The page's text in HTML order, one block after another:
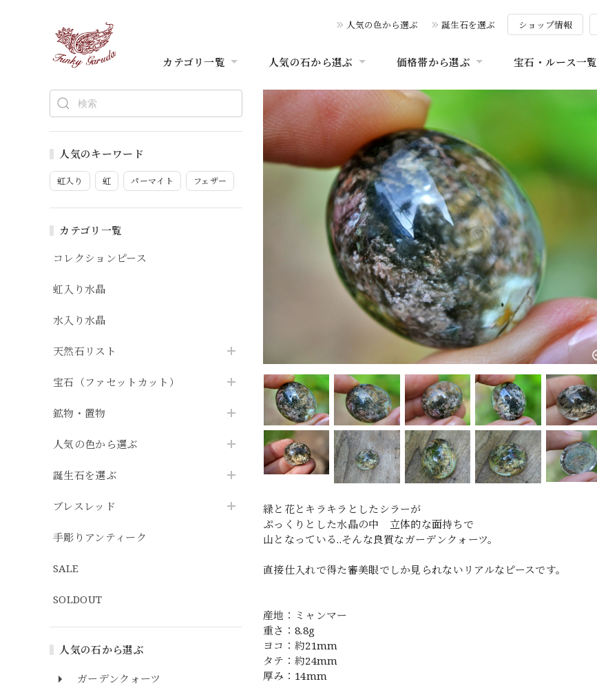
人気の色から選ぶ 誕生石を選ぶ ショップ情報
カテゴリ一覧 人気の石から選ぶ 価格帯から選ぶ 宝石・ルース一覧
人気のキーワード
虹入り 虹 パーマイト フェザー
カテゴリ一覧
コレクションピース
虹入り水晶
水入り水晶
天然石リスト
宝石（ファセットカット）
鉱物・置物
人気の色から選ぶ
誕生石を選ぶ
ブレスレッド
手彫りアンティーク
SALE
SOLDOUT
人気の石から選ぶ
ガーデンクォーツ
緑と花とキラキラとしたシラーが
ぷっくりとした水晶の中 立体的な面持ちで
山となっている..そんな良質なガーデンクォーツ。
直接仕入れで得た審美眼でしか見られないリアルなピースです。
産地：ミャンマー
重さ：8.8g
ヨコ：約21mm
タテ：約24mm
厚み：14mm